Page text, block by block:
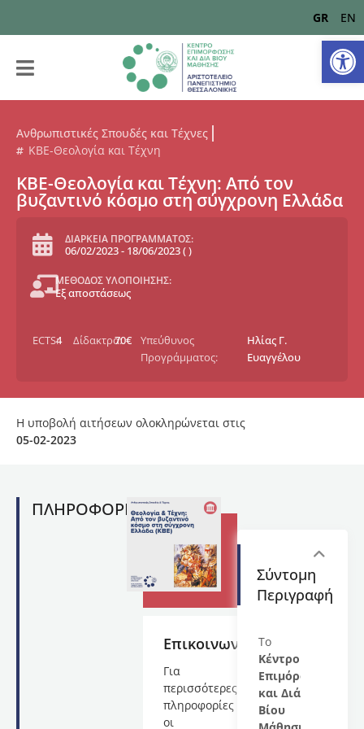
GR EN
Ανθρωπιστικές Σπουδές και Τέχνες
ΚΒΕ-Θεολογία και Τέχνη
KBE-Θεολογία και Τέχνη: Από τον
βυζαντινό κόσμο στη σύγχρονη Ελλάδα
ΔΙΑΡΚΕΙΑ ΠΡΟΓΡΑΜΜΑΤΟΣ:
06/02/2023- 18/06/2023()
ΜΕΘΟΔΟΣ ΥΛΟΠΟΙΗΣΗΣ:
Εξ αποστάσεως
ECTS:4 Δίδακτρα:70€
Υπεύθυνος
Προγράμματος:
Ηλίας Γ.
Ευαγγέλου
Η υποβολή αιτήσεων ολοκληρώνεται στις
05-02-2023
ΠΛΗΡΟΦΟΡΙΕΣ
Επικοινωνία
Για
περισσότερες
πληροφορίες
οι
Σύντομη
Περιγραφή
Το
Κέντρο
Επιμόρφωσης
και Διά
Βίου